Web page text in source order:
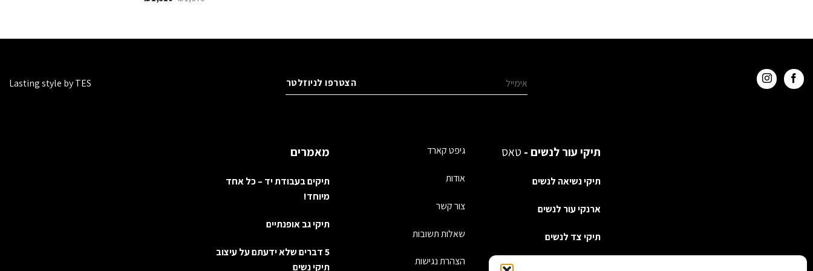
המקורי
Lasting style by TES
תיקי עור לנשים -טאס
תיקי נשיאה לנשים
ארנקי עור לנשים
תיקי צד לנשים
גיפט קארד
אודות
צור קשר
שאלות תשובות
הצהרת נגישות
מאמרים
תיקים בעבודת יד – כל אחד
מיוחד!
תיקי גב אופנתיים
5 דברים שלא ידעתם על עיצוב
תיקי נשים